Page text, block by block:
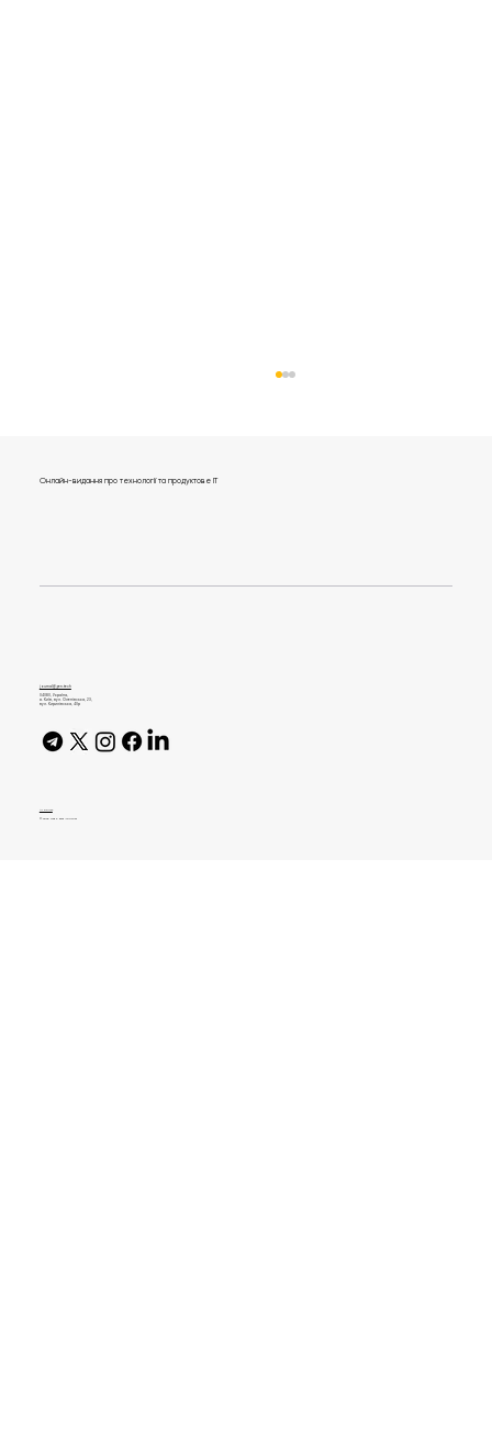
Онлайн-видання про технології та продуктове IT
journal@gen.tech
04080, Україна,
м. Київ, вул. Оленівська, 23,​
вул. Кирилівська, 40р
AI Policy
© 2026 High Bar Journal